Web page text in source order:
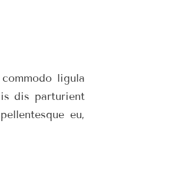
ligula
dis parturient
eu,